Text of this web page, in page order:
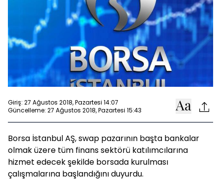
Giriş: 27 Ağustos 2018, Pazartesi 14:07
Güncelleme: 27 Ağustos 2018, Pazartesi 15:43
Borsa İstanbul AŞ, swap pazarının başta bankalar
olmak üzere tüm finans sektörü katılımcılarına
hizmet edecek şekilde borsada kurulması
çalışmalarına başlandığını duyurdu.